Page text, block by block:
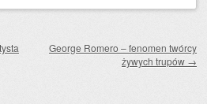
George Romero – fenomen twórcy
żywych trupów →